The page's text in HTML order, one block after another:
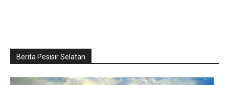
Berita Pesisir Selatan